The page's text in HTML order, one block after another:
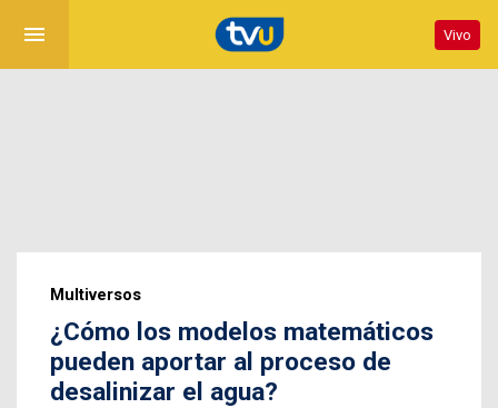
menu Vivo
Multiversos
¿Cómo los modelos matemáticos
pueden aportar al proceso de
desalinizar el agua?